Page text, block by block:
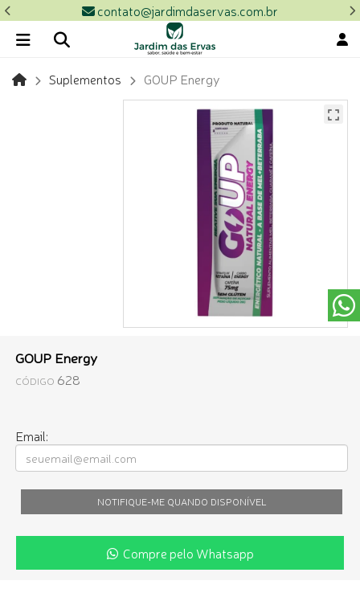
contato@jardimdaservas.com.br
Suplementos GOUP Energy
GOUP Energy
CÓDIGO 628
Email:
NOTIFIQUE-ME QUANDO DISPONÍVEL
Compre pelo Whatsapp